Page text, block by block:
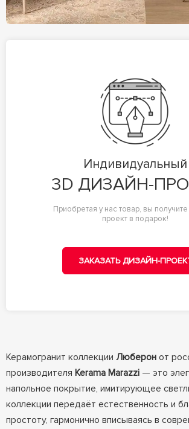
Индивидуальный
3D ДИЗАЙН-
Приобретая у нас товар, вы
проект в подарок!
ЗАКАЗАТЬ ДИЗАЙН-
Керамогранит коллекции Люберонот
производителя Kerama Marazzi— это
напольное покрытие, имитирующее
коллекции передаёт естественность и
простоту, гармонично вписываясь в